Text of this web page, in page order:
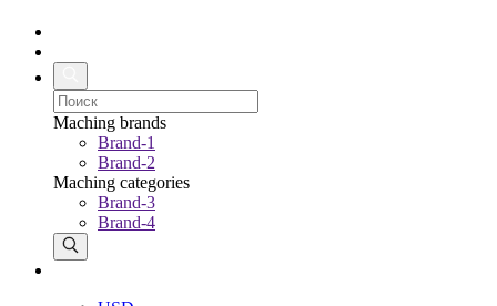
Maching brands
Brand-1
Brand-2
Maching categories
Brand-3
Brand-4